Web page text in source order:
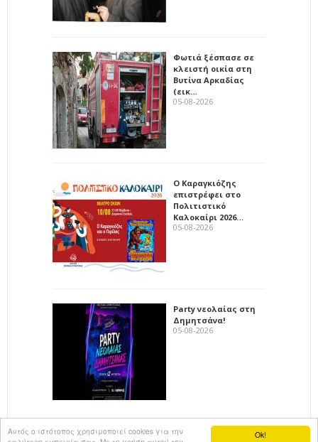
Ok!
Αυτός ο ιστότοπος χρησιμοποιεί cookies για την
Φωτιά ξέσπασε σε
κλειστή οικία στη
Βυτίνα Αρκαδίας
(εικ…
05-08-2026
Ο Καραγκιόζης
επιστρέφει στο
Πολιτιστικό
Καλοκαίρι 2026…
05-08-2026
Party νεολαίας στη
Δημητσάνα!
05-08-2026